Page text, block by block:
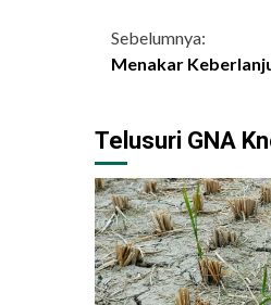
Continue
Sebelumnya:
Menakar
Telusuri GNA